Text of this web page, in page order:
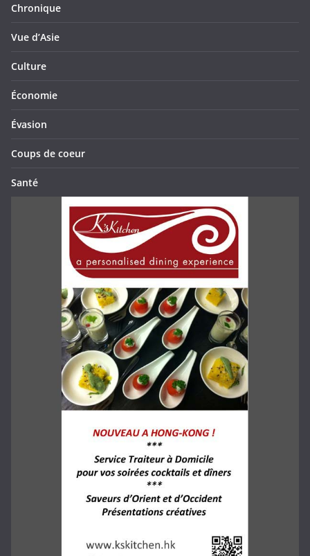
Chronique
Vue d’Asie
Culture
Économie
Évasion
Coups de coeur
Santé